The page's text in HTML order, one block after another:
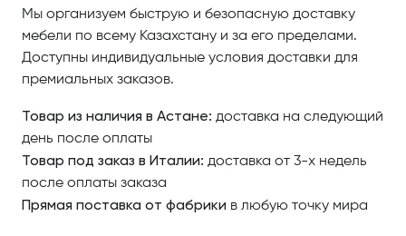
Атмосфера рафинированной роскоши и
аристократизма акцентированы в каждом предмете
мебели гостиной, благодаря натуральной отделке с
великолепным древесным узором, художественной
инкрустацией резного декора.
Богатый текстиль шикарно выглядит с элегантной
стежкой и изысканной фактурой. Ослепительный
блеск гостиному гарнитуру придает
Мы организуем быструю и безопасную доставку
мебели по всему Казахстану и за его пределами.
Доступны индивидуальные условия доставки для
премиальных заказов.
Товар из наличия в Астане: доставка на следующий
день после оплаты
Товар под заказ в Италии: доставка от 3-х недель
после оплаты заказа
Прямая поставка от фабрики в любую точку мира